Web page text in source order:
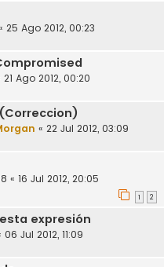
25 Ago 2012, 00:23
21 Ago 2012, 00:20
« 22 Jul 2012, 03:09
« 16 Jul 2012, 20:05
1 2
expresión
06 Jul 2012, 11:09